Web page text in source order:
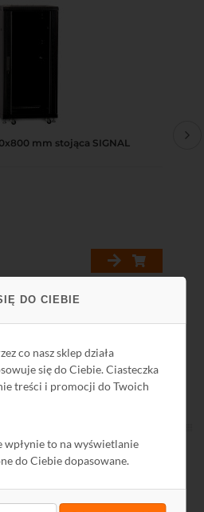
DO CIEBIE
co nasz sklep działa
się do Ciebie. Ciasteczka
treści i promocji do Twoich
wpłynie to na wyświetlanie
do Ciebie dopasowane.
mm stojąca SIGNAL
Zobacz wszystkie